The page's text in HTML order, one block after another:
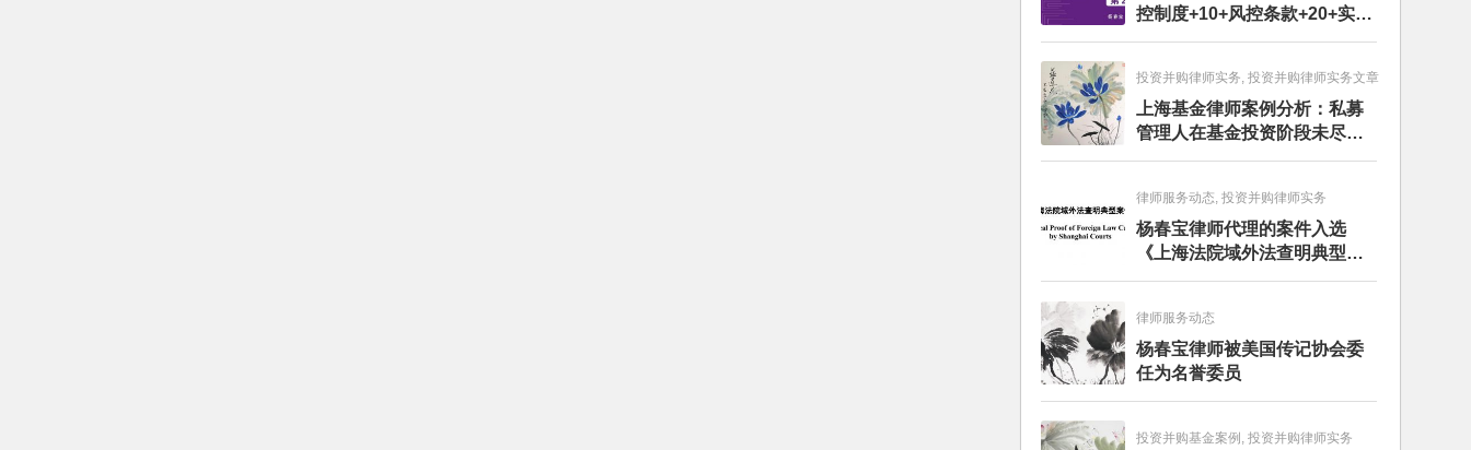
控制度+10+风控条款+20+实务
文章+每月动态
投资并购律师实务, 投资并购律师实务文章
上海基金律师案例分析：私募
管理人在基金投资阶段未尽勤
勉义务的赔偿责任
律师服务动态, 投资并购律师实务
杨春宝律师代理的案件入选
《上海法院域外法查明典型案
例》
律师服务动态
杨春宝律师被美国传记协会委
任为名誉委员
投资并购基金案例, 投资并购律师实务